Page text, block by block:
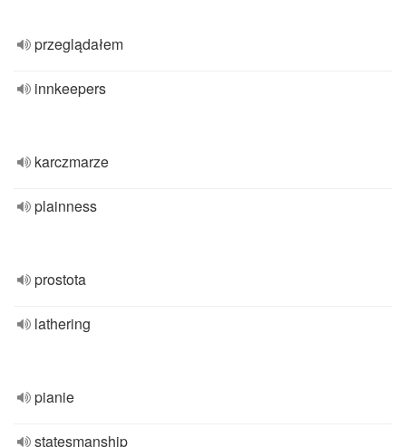
przeglądałem
innkeepers
karczmarze
plainness
prostota
lathering
pianie
statesmanship